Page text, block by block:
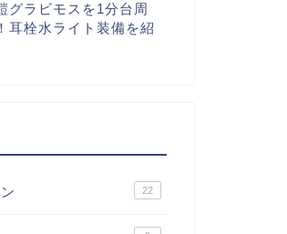
グラビモスを1分台周
耳栓水ライト装備を紹
22